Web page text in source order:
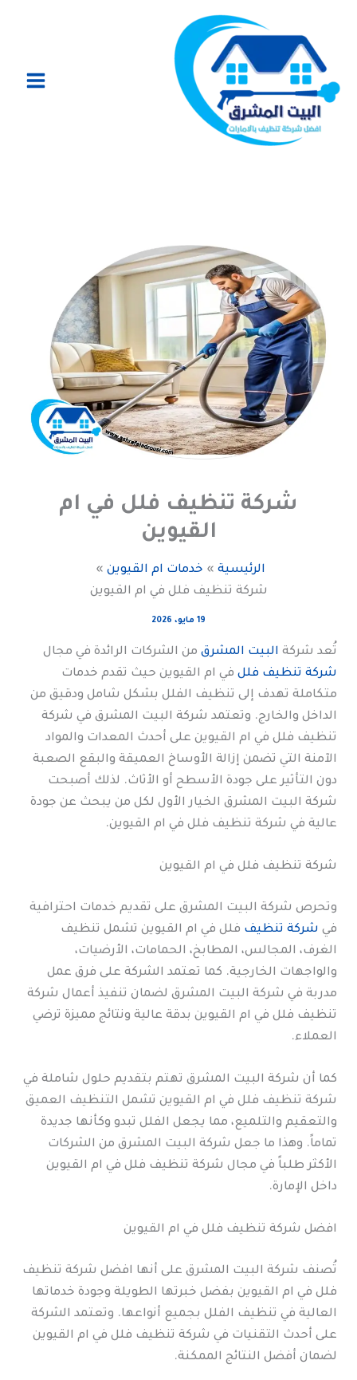
المحتوى
شركة تنظيف فلل في ام
القيوين
الرئيسية
خدمات ام القيوين
شركة تنظيف فلل في ام القيوين
19 مايو، 2026
تُعد شركة البيت المشرق من الشركات الرائدة في مجال
شركة تنظيف فلل في ام القيوين حيث تقدم خدمات
متكاملة تهدف إلى تنظيف الفلل بشكل شامل ودقيق من
الداخل والخارج. وتعتمد شركة البيت المشرق في شركة
تنظيف فلل في ام القيوين على أحدث المعدات والمواد
الآمنة التي تضمن إزالة الأوساخ العميقة والبقع الصعبة
دون التأثير على جودة الأسطح أو الأثاث. لذلك أصبحت
شركة البيت المشرق الخيار الأول لكل من يبحث عن جودة
عالية في شركة تنظيف فلل في ام القيوين.
شركة تنظيف فلل في ام القيوين
وتحرص شركة البيت المشرق على تقديم خدمات احترافية
في شركة تنظيف فلل في ام القيوين تشمل تنظيف
الغرف، المجالس، المطابخ، الحمامات، الأرضيات،
والواجهات الخارجية. كما تعتمد الشركة على فرق عمل
مدربة في شركة البيت المشرق لضمان تنفيذ أعمال شركة
تنظيف فلل في ام القيوين بدقة عالية ونتائج مميزة ترضي
العملاء.
كما أن شركة البيت المشرق تهتم بتقديم حلول شاملة في
شركة تنظيف فلل في ام القيوين تشمل التنظيف العميق
والتعقيم والتلميع، مما يجعل الفلل تبدو وكأنها جديدة
تماماً. وهذا ما جعل شركة البيت المشرق من الشركات
الأكثر طلباً في مجال شركة تنظيف فلل في ام القيوين
داخل الإمارة.
افضل شركة تنظيف فلل في ام القيوين
تُصنف شركة البيت المشرق على أنها افضل شركة تنظيف
فلل في ام القيوين بفضل خبرتها الطويلة وجودة خدماتها
العالية في تنظيف الفلل بجميع أنواعها. وتعتمد الشركة
على أحدث التقنيات في شركة تنظيف فلل في ام القيوين
لضمان أفضل النتائج الممكنة.